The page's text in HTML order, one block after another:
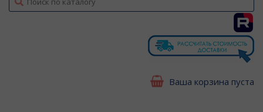
Ваша корзина пуста